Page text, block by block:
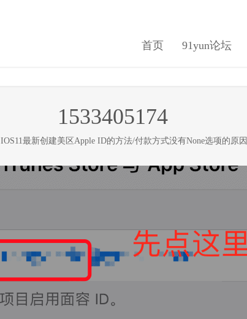
首页 91yun论坛
1533405174
IOS11最新创建美区Apple ID的方法/付款方式没有None选项的原因